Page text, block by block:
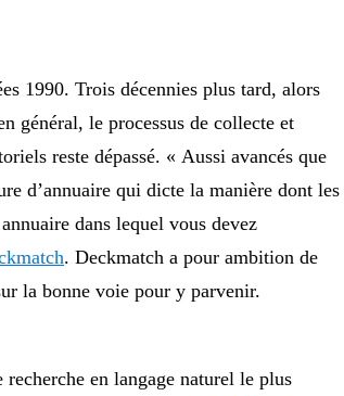
1990. Trois décennies plus tard, alors
général, le processus de collecte et
reste dépassé. « Aussi avancés que
d’annuaire qui dicte la manière dont les
dans lequel vous devez
. Deckmatch a pour ambition de
la bonne voie pour y parvenir.
en langage naturel le plus